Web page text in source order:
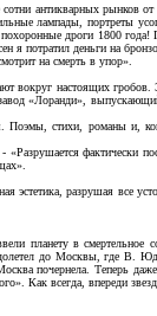
сотни антикварных рынков
лампады, портреты
дроги 1800 года!
я потратил деньги на
на смерть в упор».
вокруг настоящих гробов.
«Лоранди»,
Поэмы, стихи, романы и,
фактически
эстетика, разрушая все
планету в смертельное
до Москвы, где В.
почернела. Теперь даже
Как всегда, впереди